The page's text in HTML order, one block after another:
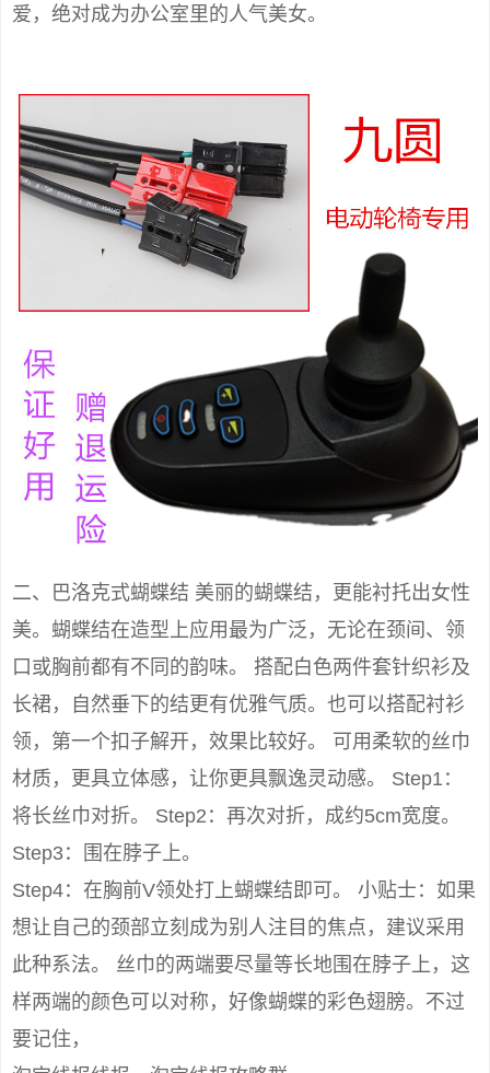
爱，绝对成为办公室里的人气美女。
二、巴洛克式蝴蝶结 美丽的蝴蝶结，更能衬托出女性
美。蝴蝶结在造型上应用最为广泛，无论在颈间、领
口或胸前都有不同的韵味。 搭配白色两件套针织衫及
长裙，自然垂下的结更有优雅气质。也可以搭配衬衫
领，第一个扣子解开，效果比较好。 可用柔软的丝巾
材质，更具立体感，让你更具飘逸灵动感。 Step1：
将长丝巾对折。 Step2：再次对折，成约5cm宽度。
Step3：围在脖子上。
Step4：在胸前V领处打上蝴蝶结即可。 小贴士：如果
想让自己的颈部立刻成为别人注目的焦点，建议采用
此种系法。 丝巾的两端要尽量等长地围在脖子上，这
样两端的颜色可以对称，好像蝴蝶的彩色翅膀。不过
要记住，